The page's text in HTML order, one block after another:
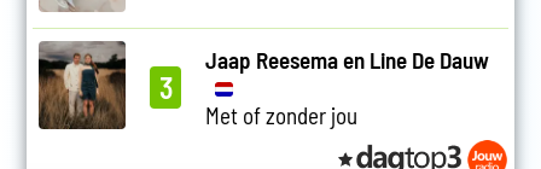
3
Jaap Reesema en Line De Dauw
Met of zonder jou